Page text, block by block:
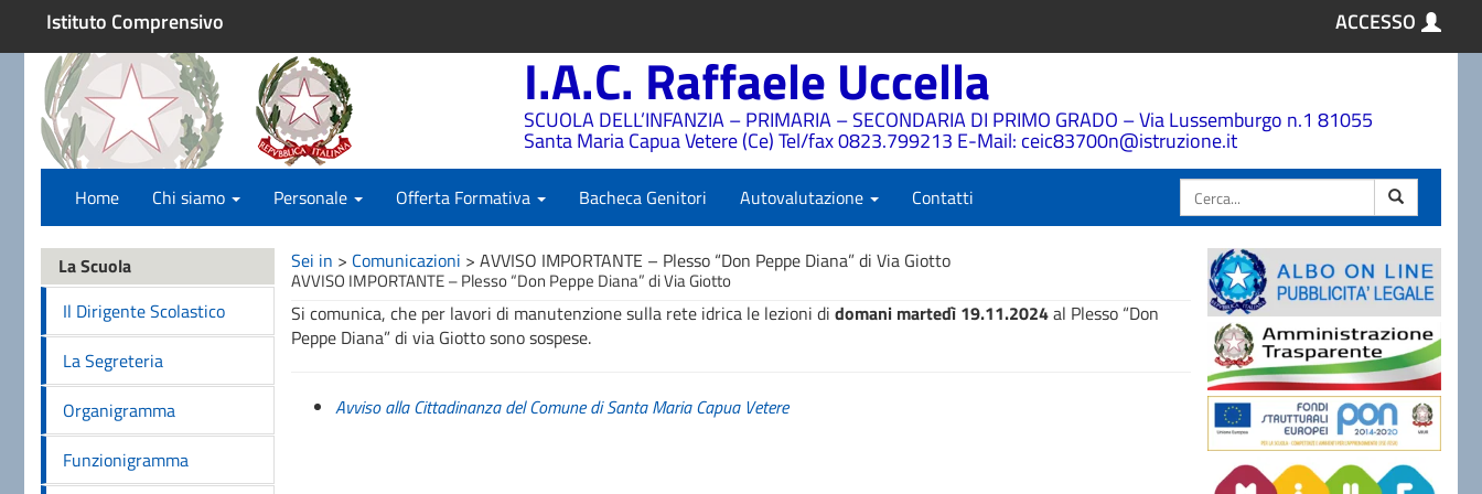
Istituto Comprensivo ACCESSO
I.A.C. Raffaele Uccella
SCUOLA DELL’INFANZIA – PRIMARIA – SECONDARIA DI PRIMO GRADO – Via Lussemburgo n.1 81055
Santa Maria Capua Vetere (Ce) Tel/fax 0823.799213 E-Mail: ceic83700n@istruzione.it
Cerca
Home Chi siamo Personale Offerta Formativa Bacheca Genitori Autovalutazione Contatti
La Scuola
Il Dirigente Scolastico
La Segreteria
Organigramma
Funzionigramma
Sei in > Comunicazioni > AVVISO IMPORTANTE – Plesso “Don Peppe Diana” di Via Giotto
AVVISO IMPORTANTE – Plesso “Don Peppe Diana” di Via Giotto
Si comunica, che per lavori di manutenzione sulla rete idrica le lezioni di domani martedì 19.11.2024al Plesso “Don
Peppe Diana” di via Giotto sono sospese.
Avviso alla Cittadinanza del Comune di Santa Maria Capua Vetere